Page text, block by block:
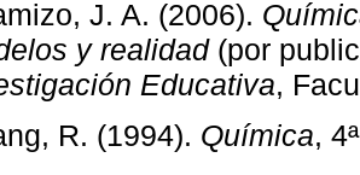
J. A. (2006).
y realidad(por
Educativa,
R. (1994). Química,